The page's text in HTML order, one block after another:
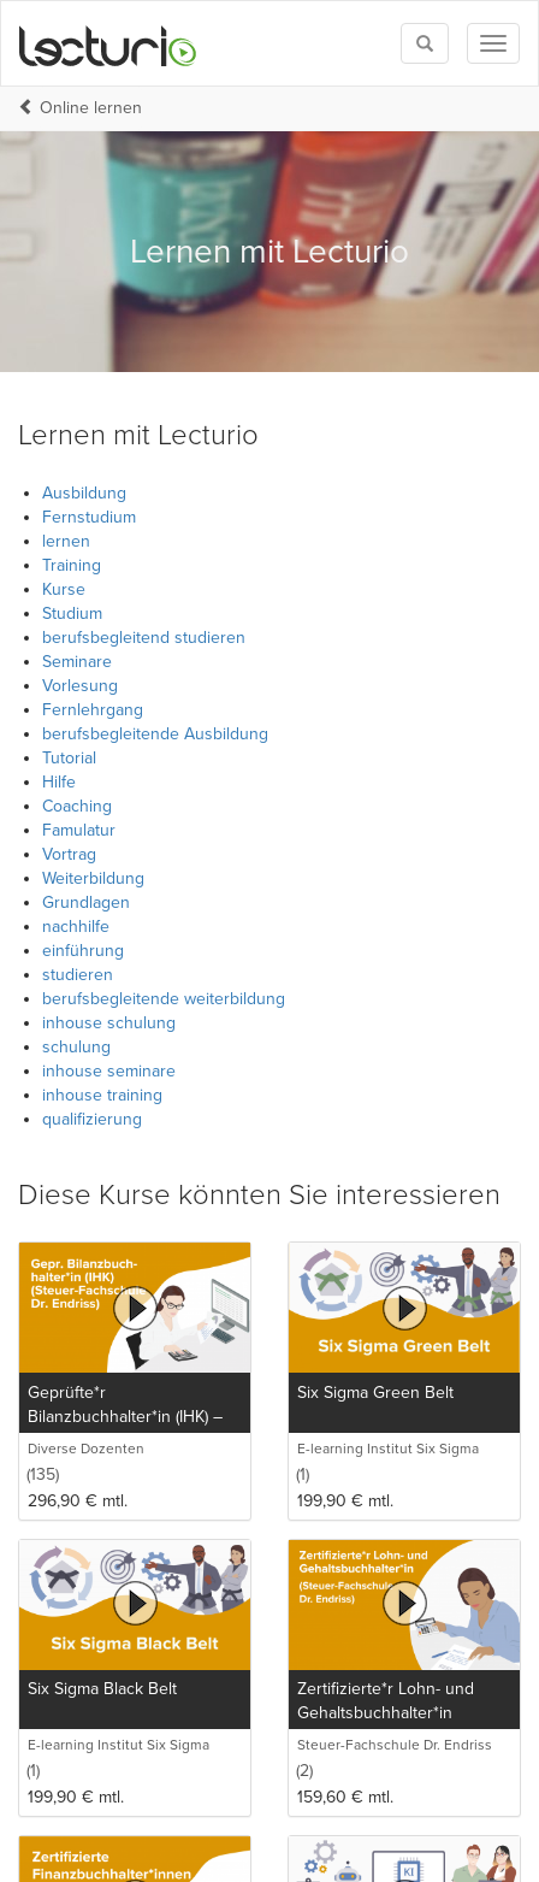
Toggle
search
Online lernen
Lernen mit Lecturio
Lernen mit Lecturio
Ausbildung
Fernstudium
lernen
Training
Kurse
Studium
berufsbegleitend studieren
Seminare
Vorlesung
Fernlehrgang
berufsbegleitende Ausbildung
Tutorial
Hilfe
Coaching
Famulatur
Vortrag
Weiterbildung
Grundlagen
nachhilfe
einführung
studieren
berufsbegleitende weiterbildung
inhouse schulung
schulung
inhouse seminare
inhouse training
qualifizierung
Diese Kurse könnten Sie interessieren
Geprüfte*r
Bilanzbuchhalter*in (IHK) –
Bachelor Professional in
Bilanzbuchhaltung (Steuer-
Fachschule Dr. Endriss)
Diverse Dozenten
(135)
296,90 € mtl.
Six Sigma Green Belt
E-learning Institut Six Sigma
(1)
199,90 € mtl.
Six Sigma Black Belt
E-learning Institut Six Sigma
(1)
199,90 € mtl.
Zertifizierte*r Lohn- und
Gehaltsbuchhalter*in
(Steuer-Fachschule Dr.
Endriss)
Steuer-Fachschule Dr. Endriss
GmbH & Co. KG
(2)
159,60 € mtl.